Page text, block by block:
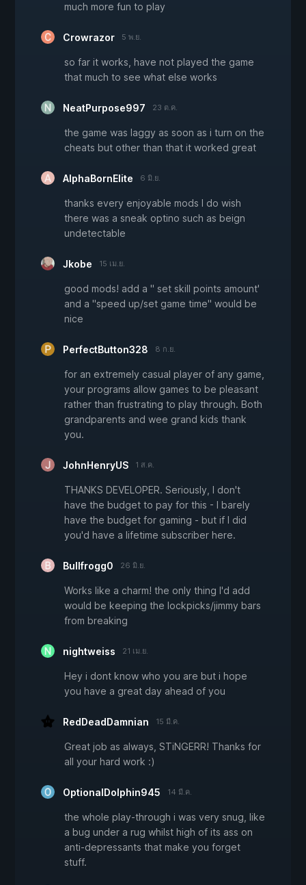
much more fun to play
Crowrazor 5 พ.ย.
so far it works, have not played the game
that much to see what else works
NeatPurpose997 23 ต.ค.
the game was laggy as soon as i turn on the
cheats but other than that it worked great
AlphaBornElite 6 มิ.ย.
thanks every enjoyable mods I do wish
there was a sneak optino such as beign
undetectable
Jkobe 15 เม.ย.
good mods! add a " set skill points amount'
and a "speed up/set game time" would be
nice
PerfectButton328 8 ก.ย.
for an extremely casual player of any game,
your programs allow games to be pleasant
rather than frustrating to play through. Both
grandparents and wee grand kids thank
you.
JohnHenryUS 1 ส.ค.
THANKS DEVELOPER. Seriously, I don't
have the budget to pay for this - I barely
have the budget for gaming - but if I did
you'd have a lifetime subscriber here.
Bullfrogg0 26 มิ.ย.
Works like a charm! the only thing I'd add
would be keeping the lockpicks/jimmy bars
from breaking
nightweiss 21 เม.ย.
Hey i dont know who you are but i hope
you have a great day ahead of you
RedDeadDamnian 15 มี.ค.
Great job as always, STiNGERR! Thanks for
all your hard work :)
OptionalDolphin945 14 มี.ค.
the whole play-through i was very snug, like
a bug under a rug whilst high of its ass on
anti-depressants that make you forget
stuff.